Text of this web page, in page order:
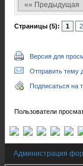
«« Предыдущая
Страницы (5): 1 2
Версия для
Отправить тему
Подписаться на
Пользователи
Администрация